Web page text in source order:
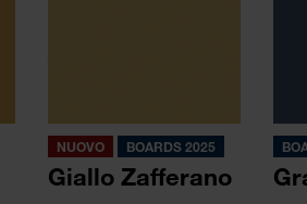
NUOVO BOARDS 2025
Giallo Zafferano